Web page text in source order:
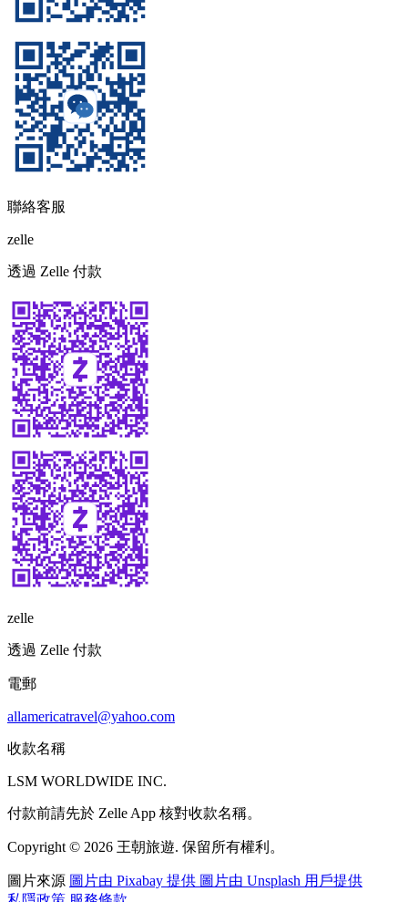
聯絡客服
zelle
透過 Zelle 付款
zelle
透過 Zelle 付款
電郵
allamericatravel@yahoo.com
收款名稱
LSM WORLDWIDE INC.
付款前請先於 Zelle App 核對收款名稱。
Copyright © 2026 王朝旅遊. 保留所有權利。
圖片來源 圖片由 Pixabay 提供 圖片由 Unsplash 用戶提供